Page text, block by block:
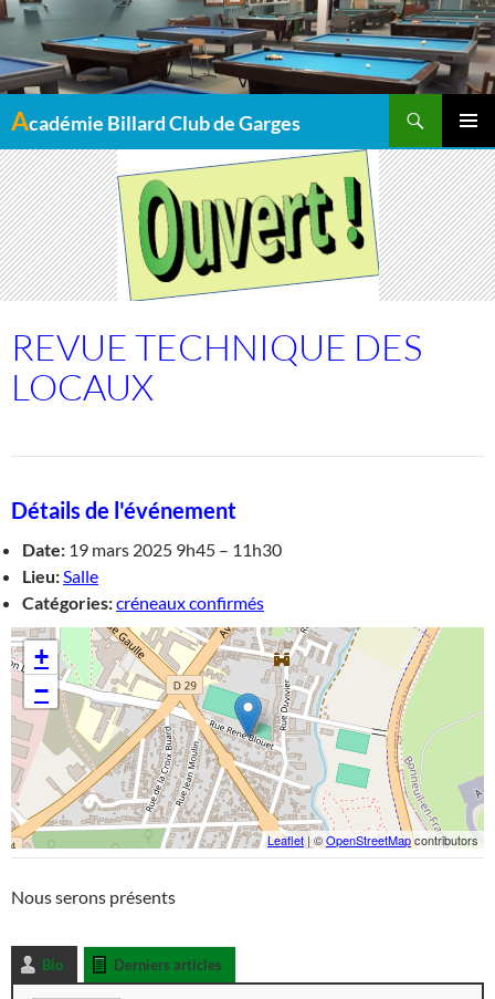
Académie Billard Club de Garges
MENU
REVUE TECHNIQUE DES
LOCAUX
Détails de l'événement
Date: 19 mars 2025 9h45 – 11h30
Lieu:Salle
Catégories:créneaux confirmés
+
−
Leaflet| ©OpenStreetMapcontributors
Nous serons présents
Bio Derniers articles